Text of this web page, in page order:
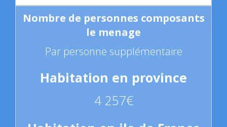
Par personne supplémentaire
4 257€